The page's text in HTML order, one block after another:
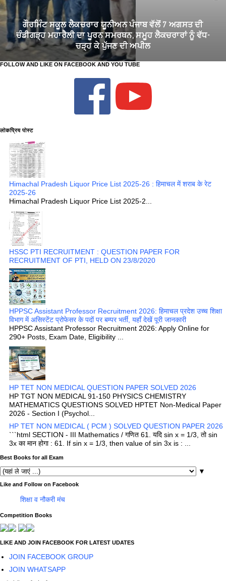
TGT CHANDIGARH DEPUTATION 2026: ਚੰਡੀਗੜ੍ਹ ਦੇ ਸਕੂਲਾਂ 'ਚ TGT
ਅਧਿਆਪਕਾਂ ਦੀਆਂ 73 ਡੈਪੂਟੇਸ਼ਨ ਅਸਾਮੀਆਂ ਲਈ ਅਰਜ਼ੀਆਂ ਦੀ ਮੰਗ
FOLLOW AND LIKE ON FACEBOOK AND YOU TUBE
लोकप्रिय पोस्ट
Himachal Pradesh Liquor Price List 2025-26 : हिमाचल में शराब के रेट
2025-26
Himachal Pradesh Liquor Price List 2025-2...
HSSC PTI RECRUITMENT : QUESTION PAPER FOR
RECRUITMENT OF PTI, HELD ON 23/8/2020
HPPSC Assistant Professor Recruitment 2026: हिमाचल प्रदेश उच्च शिक्षा
विभाग में असिस्टेंट प्रोफेसर के पदों पर बम्पर भर्ती, यहाँ देखें पूरी जानकारी
HPPSC Assistant Professor Recruitment 2026: Apply Online for
290+ Posts, Exam Date, Eligibility ...
HP TET NON MEDICAL QUESTION PAPER SOLVED 2026
HP TGT NON MEDICAL 91-150 PHYSICS CHEMISTRY
MATHEMATICS QUESTIONS SOLVED HPTET Non-Medical Paper
2026 - Section I (Psychol...
HP TET NON MEDICAL ( PCM ) SOLVED QUESTION PAPER 2026
```html SECTION - III Mathematics / गणित 61. यदि sin x = 1/3, तो sin
3x का मान होगा : 61. If sin x = 1/3, then value of sin 3x is : ...
Best Books for all Exam
▼
Like and Follow on Facebook
शिक्षा व नौकरी मंच
Competition Books
LIKE AND JOIN FACEBOOK FOR LATEST UDATES
JOIN FACEBOOK GROUP
JOIN WHATSAPP